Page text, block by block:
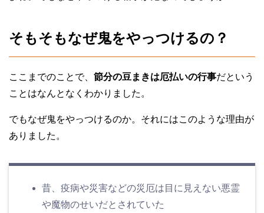
そもそもなぜ鬼をやっつけるの？
ここまでのことで、 節分の豆まきは厄払いの行事だという
ことはなんとなくわかりました。
でもなぜ鬼をやっつけるのか。それにはこのような理由が
ありました。
昔、疫病や災害などの災厄は目に見えない悪霊
や魔物のせいだとされていた